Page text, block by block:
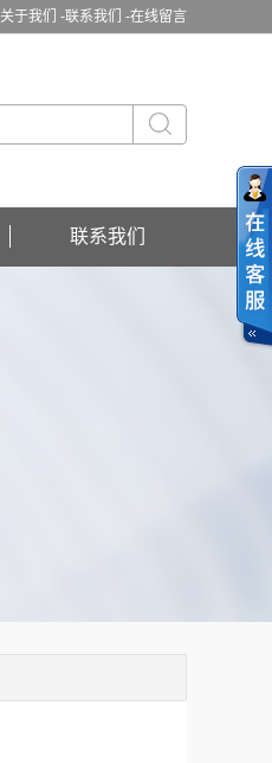
关于我们 -联系我们 -在线留言
联系我们